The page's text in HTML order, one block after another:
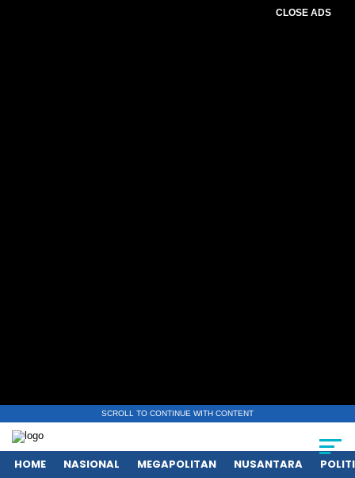
CLOSE ADS
SCROLL TO CONTINUE WITH CONTENT
HOME NASIONAL MEGAPOLITAN NUSANTARA